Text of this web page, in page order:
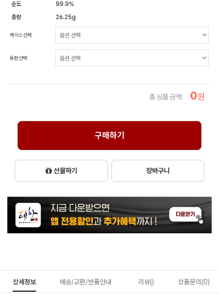
순도
99.9%
중량
26.25g
케이스선택
동판선택
총 상품 금액 0원
구매하기
선물하기 장바구니
상세정보 배송/교환/반품안내 리뷰() 상품문의(0)